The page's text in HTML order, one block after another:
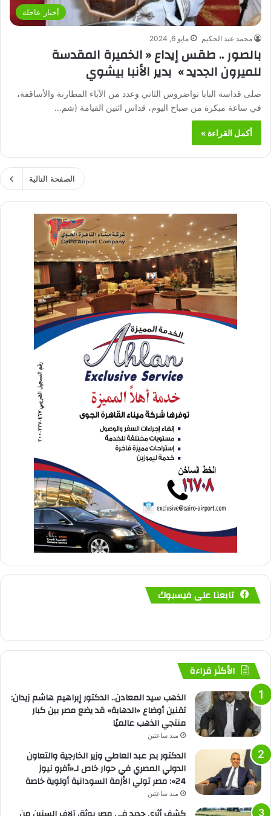
أخبار عاجلة
محمد عبد الحكيم مايو 6, 2024
بالصور .. طقس إيداع « الخميرة المقدسة
للميرون الجديد » بدير الأنبا بيشوي
صلى قداسة البابا تواضروس الثاني وعدد من الآباء المطارنة والأساقفة،
في ساعة مبكرة من صباح اليوم، قداس اثنين القيامة (شم…
أكمل القراءة »
الصفحة التالية
تابعنا على فيسبوك
الأكثر قراءة
الذهب سيد المعادن.. الدكتور إبراهيم هاشم زيدان:
تقنين أوضاع «الدهابة» قد يضع مصر بين كبار
منتجي الذهب عالميًا
منذ ساعتين
الدكتور بدر عبد العاطي وزير الخارجية والتعاون
الدولي المصري في حوار خاص لـ«أفرو نيوز
24»: مصر تولي الأزمة السودانية أولوية خاصة
منذ ساعتين